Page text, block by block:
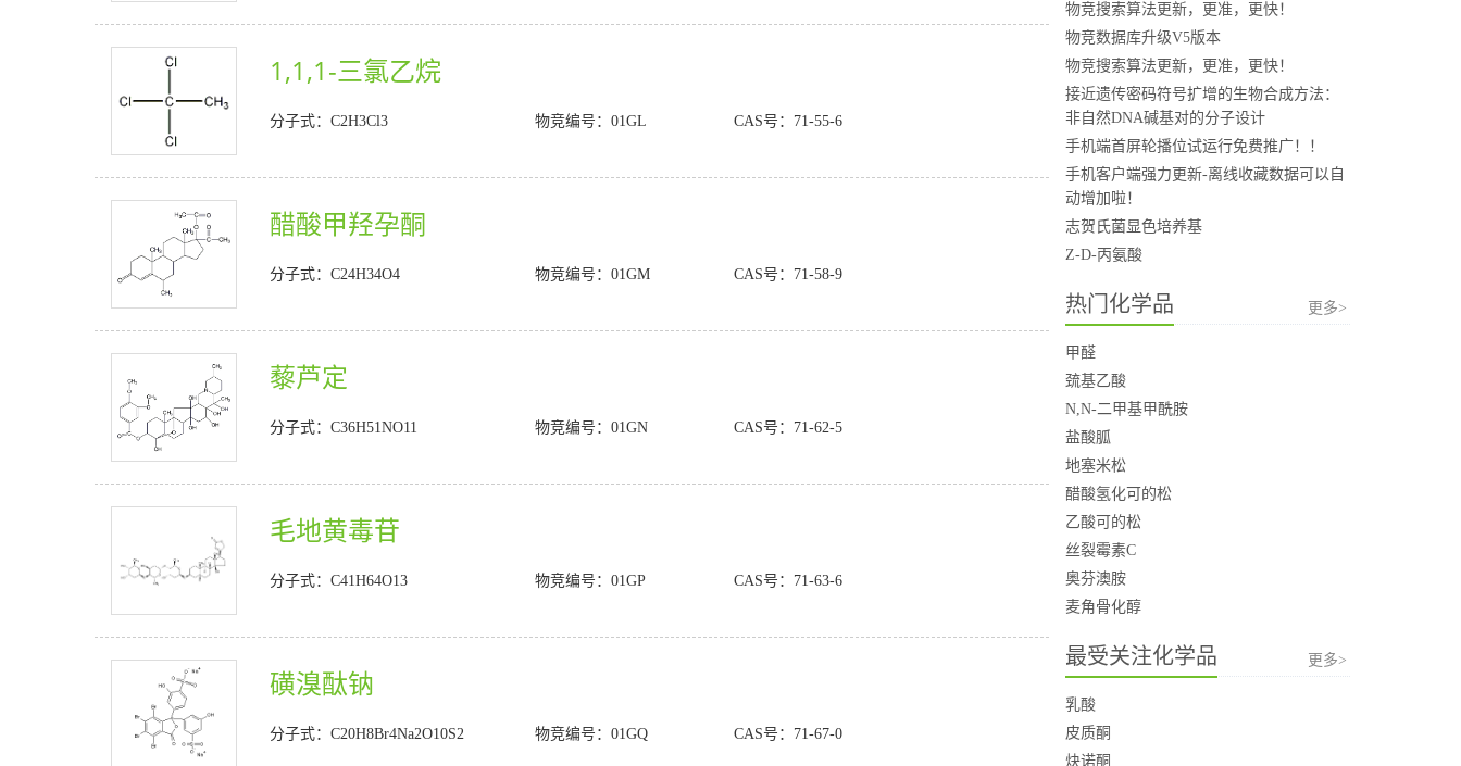
1,1,1-三氯乙烷
分子式：C2H3Cl3 物竞编号：01GL CAS号：71-55-6
醋酸甲羟孕酮
分子式：C24H34O4 物竞编号：01GM CAS号：71-58-9
藜芦定
分子式：C36H51NO11 物竞编号：01GN CAS号：71-62-5
毛地黄毒苷
分子式：C41H64O13 物竞编号：01GP CAS号：71-63-6
磺溴酞钠
分子式：C20H8Br4Na2O10S2 物竞编号：01GQ CAS号：71-67-0
物竞搜索算法更新，更准，更快！
物竞数据库升级V5版本
物竞搜索算法更新，更准，更快！
接近遗传密码符号扩增的生物合成方法：
非自然DNA碱基对的分子设计
手机端首屏轮播位试运行免费推广！！
手机客户端强力更新-离线收藏数据可以自
动增加啦！
志贺氏菌显色培养基
Z-D-丙氨酸
热门化学品 更多>
甲醛
巯基乙酸
N,N-二甲基甲酰胺
盐酸胍
地塞米松
醋酸氢化可的松
乙酸可的松
丝裂霉素C
奥芬澳胺
麦角骨化醇
最受关注化学品 更多>
乳酸
皮质酮
炔诺酮